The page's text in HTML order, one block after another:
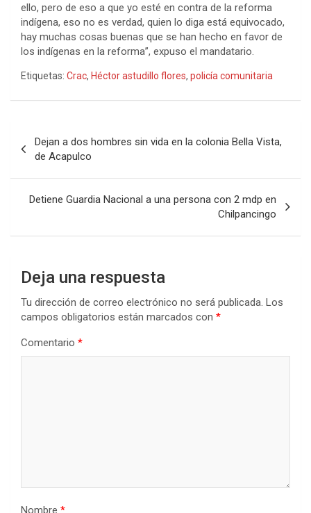
ello, pero de eso a que yo esté en contra de la reforma
indígena, eso no es verdad, quien lo diga está equivocado,
hay muchas cosas buenas que se han hecho en favor de
los indígenas en la reforma”, expuso el mandatario.
Etiquetas: Crac, Héctor astudillo flores, policía comunitaria
de
entradas
Dejan a dos hombres sin vida en la colonia Bella Vista,
de Acapulco
Detiene Guardia Nacional a una persona con 2 mdp en
Chilpancingo
Deja una respuesta
Tu dirección de correo electrónico no será publicada. Los
campos obligatorios están marcados con *
Comentario *
Nombre *